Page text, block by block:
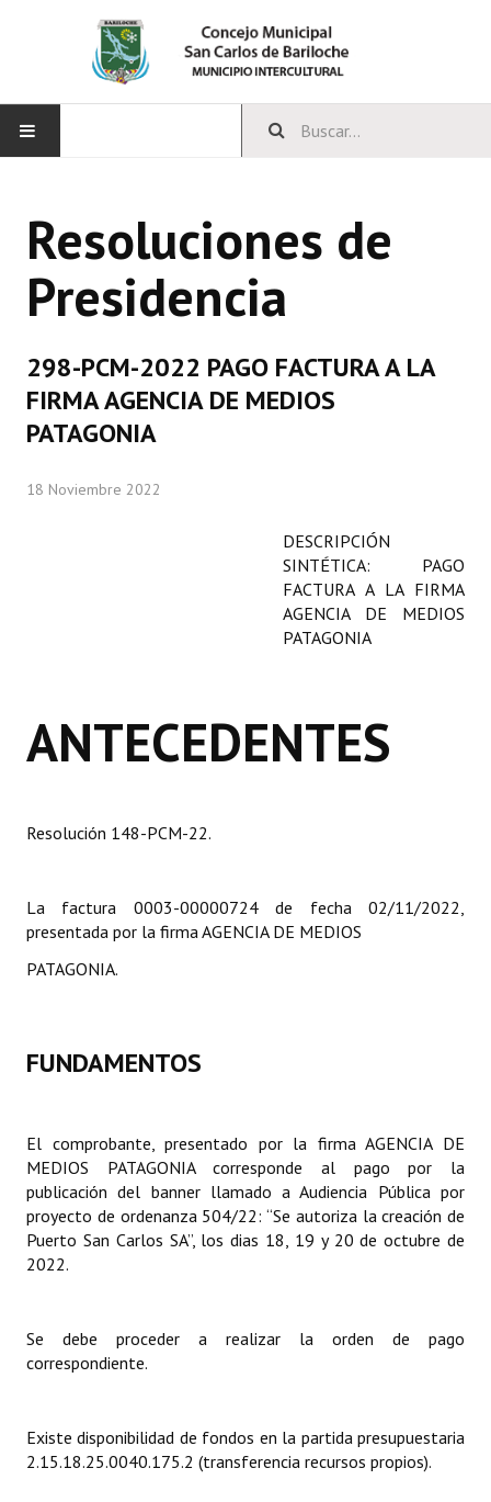
CONCEJO
Bloques Políticos
Comisiones Permanentes
Comisiones Especiales
Reglamento Interno
Organigrama
Informes de Gestión
Proyectos Presentados
Actas de Sesión
Ejecución Presupuestaria
Actas de Audiencias Públicas
NORMATIVA
Declaraciones
Resoluciones de Presidencia
Resoluciones de
Presidencia
298-PCM-2022 PAGO FACTURA A LA
FIRMA AGENCIA DE MEDIOS
PATAGONIA
18 Noviembre 2022
DESCRIPCIÓN
SINTÉTICA: PAGO
FACTURA A LA FIRMA
AGENCIA DE MEDIOS
PATAGONIA
ANTECEDENTES
Resolución 148-PCM-22.
La factura 0003-00000724 de fecha 02/11/2022,
presentada por la firma AGENCIA DE MEDIOS
PATAGONIA.
FUNDAMENTOS
El comprobante, presentado por la firma AGENCIA DE
MEDIOS PATAGONIA corresponde al pago por la
publicación del banner llamado a Audiencia Pública por
proyecto de ordenanza 504/22: “Se autoriza la creación de
Puerto San Carlos SA”, los dias 18, 19 y 20 de octubre de
2022.
Se debe proceder a realizar la orden de pago
correspondiente.
Existe disponibilidad de fondos en la partida presupuestaria
2.15.18.25.0040.175.2 (transferencia recursos propios).